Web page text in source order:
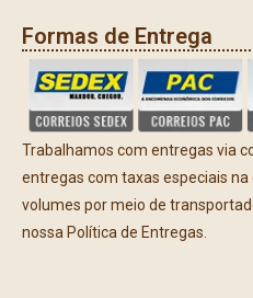
Formas de Entrega
Trabalhamos com entregas via
entregas com taxas especiais
volumes por meio de
nossa Política de Entregas.